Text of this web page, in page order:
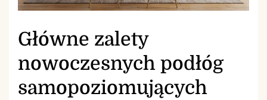
Główne zalety
nowoczesnych podłóg
samopoziomujących